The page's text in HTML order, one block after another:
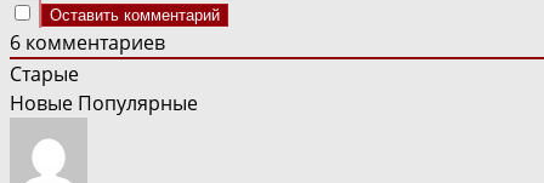
6 комментариев
Старые
Новые Популярные